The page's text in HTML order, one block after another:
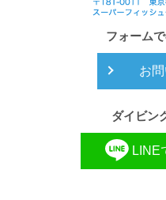
フォーム
お
ダイビン
LINE